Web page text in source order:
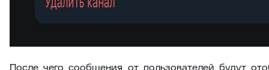
После чего сообщения от пользователей будут